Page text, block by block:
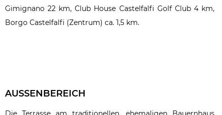
Gimignano 22 km, Club House Castelfalfi Golf Club 4 km,
Borgo Castelfalfi (Zentrum) ca. 1,5 km.
AUSSENBEREICH